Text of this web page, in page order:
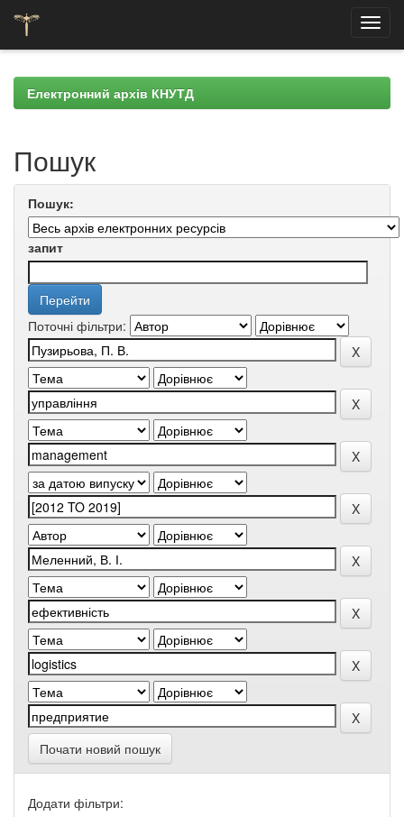
navigationЕлектронний архів КНУТД
Пошук
Пошук:
запит
Поточні фільтри:
Почати новий пошук
Додати фільтри: